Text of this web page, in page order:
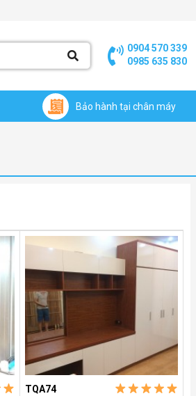
0904 570 339
0985 635 830
Bảo hành tại chân máy
TQA74